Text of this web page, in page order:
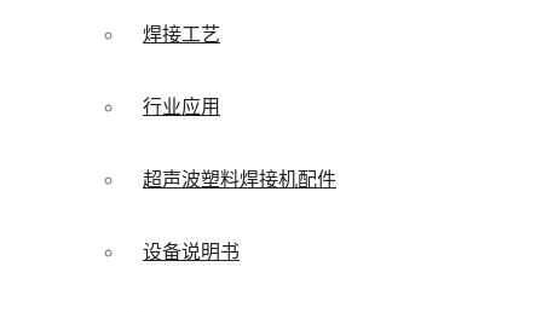
焊接工艺
行业应用
超声波塑料焊接机配件
设备说明书